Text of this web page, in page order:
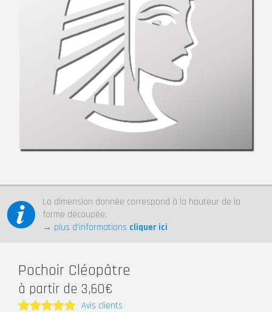
La dimension donnée correspond à la hauteur de la
forme découpée.
→ plus d’informations cliquer ici
Pochoir Cléopâtre
à partir de 3,60€
Avis clients